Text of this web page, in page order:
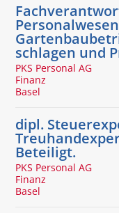
schlagen und
PKS Personal AG
Finanz
Basel
dipl.
Beteiligt.
PKS Personal AG
Finanz
Basel